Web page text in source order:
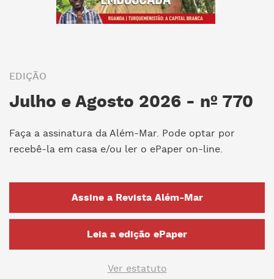
EDIÇÃO
Julho e Agosto 2026 - nº 770
Faça a assinatura da Além-Mar. Pode optar por
recebê-la em casa e/ou ler o ePaper on-line.
Assine a Revista Além-Mar
Leia a edição ePaper
Ver estatuto